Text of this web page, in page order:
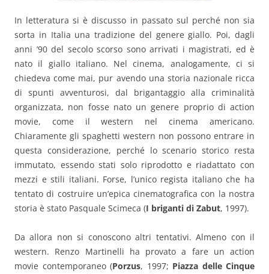
In letteratura si è discusso in passato sul perché non sia
sorta in Italia una tradizione del genere giallo. Poi, dagli
anni ’90 del secolo scorso sono arrivati i magistrati, ed è
nato il giallo italiano. Nel cinema, analogamente, ci si
chiedeva come mai, pur avendo una storia nazionale ricca
di spunti avventurosi, dal brigantaggio alla criminalità
organizzata, non fosse nato un genere proprio di action
movie, come il western nel cinema americano.
Chiaramente gli spaghetti western non possono entrare in
questa considerazione, perché lo scenario storico resta
immutato, essendo stati solo riprodotto e riadattato con
mezzi e stili italiani. Forse, l’unico regista italiano che ha
tentato di costruire un’epica cinematografica con la nostra
storia è stato Pasquale Scimeca (I briganti di Zabut, 1997).
Da allora non si conoscono altri tentativi. Almeno con il
western. Renzo Martinelli ha provato a fare un action
movie contemporaneo (Porzus, 1997; Piazza delle Cinque